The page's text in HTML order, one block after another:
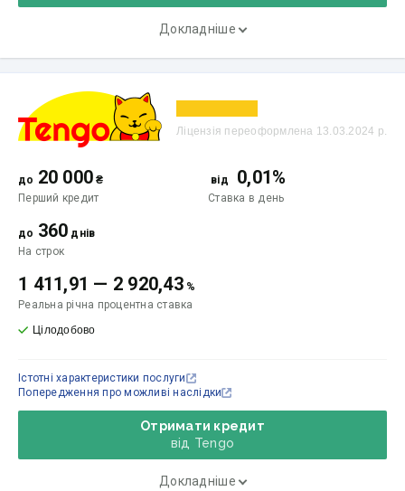
Докладніше
Ліцензія переоформлена 13.03.2024 р.
до 20 000 ₴
Перший кредит
від 0,01%
Ставка в день
до 360 днів
На строк
1 411,91 — 2 920,43 %
Реальна річна процентна ставка
Отримати кредит
від Tengo
Докладніше
Цілодобово
Істотні характеристики послуги
Попередження про можливі наслідки